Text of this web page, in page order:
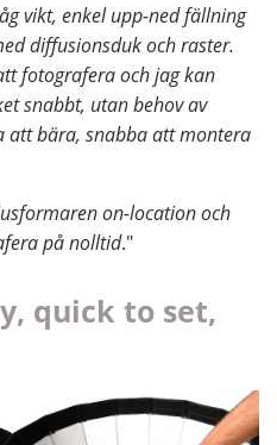
vikt, enkel upp-ned fällning
diffusionsduk och raster.
fotografera och jag kan
snabbt, utan behov av
att bära, snabba att montera
on-location och
på nolltid."
quick to set,